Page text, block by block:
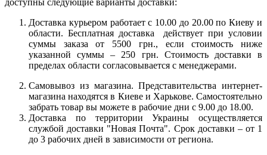
Доставка курьером работает с 10.00 до 20.00 по Киеву и
области. Бесплатная доставка действует при условии
суммы заказа от 5500 грн., если стоимость ниже
указанной суммы – 250 грн. Стоимость доставки в
пределах области согласовывается с менеджерами.
Самовывоз из магазина. Представительства интернет-
магазина находятся в Киеве и Харькове. Самостоятельно
забрать товар вы можете в рабочие дни с 9.00 до 18.00.
Доставка по территории Украины осуществляется
службой доставки "Новая Почта". Срок доставки – от 1
до 3 рабочих дней в зависимости от региона.